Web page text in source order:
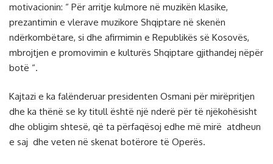
motivacionin: “ Për arritje kulmore në muzikën klasike,
prezantimin e vlerave muzikore Shqiptare në skenën
ndërkombëtare, si dhe afirmimin e Republikës së Kosovës,
mbrojtjen e promovimin e kulturës Shqiptare gjithandej nëpër
botë “.
Kajtazi e ka falënderuar presidenten Osmani për mirëpritjen
dhe ka thënë se ky titull është një nderë për të njëkohësisht
dhe obligim shtesë, që ta përfaqësoj edhe më mirë atdheun
e saj dhe veten në skenat botërore të Operës.